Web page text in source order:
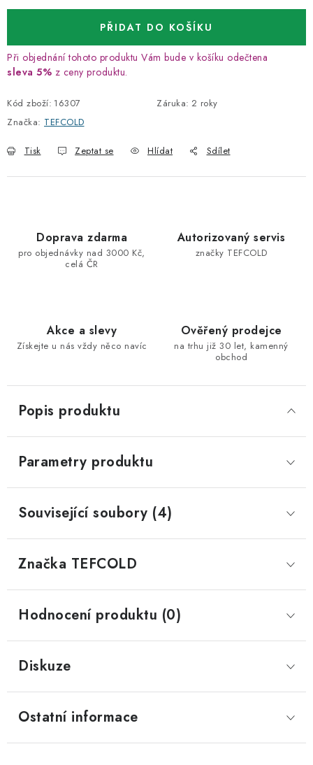
PŘIDAT DO KOŠÍKU
Při objednání tohoto produktu Vám bude v košíku odečtena
sleva 5% z ceny produktu.
Kód zboží: 16307 Záruka: 2 roky
Značka: TEFCOLD
Tisk Zeptat se Hlídat Sdílet
Doprava zdarma
pro objednávky nad 3000 Kč,
celá ČR
Autorizovaný servis
značky TEFCOLD
Akce a slevy
Získejte u nás vždy něco navíc
Ověřený prodejce
na trhu již 30 let, kamenný
obchod
Popis produktu
Parametry produktu
Související soubory (4)
Značka TEFCOLD
Hodnocení produktu (0)
Diskuze
Ostatní informace